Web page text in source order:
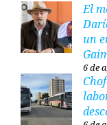
El
un
6 de